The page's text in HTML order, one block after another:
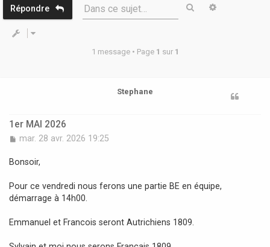
Répondre Dans ce sujet… Rechercher
1 message • Page 1 sur 1
Stephane
1er MAI 2026
M
s
g
e
mar. 28 avr. 2026 19:25
Bonsoir,
Pour ce vendredi nous ferons une partie BE en équipe,
démarrage à 14h00.
Emmanuel et Francois seront Autrichiens 1809.